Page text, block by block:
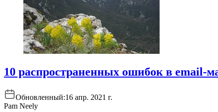
10 распространенных ошибок в email-
Обновленный:16 апр. 2021 г.
Pam Neely